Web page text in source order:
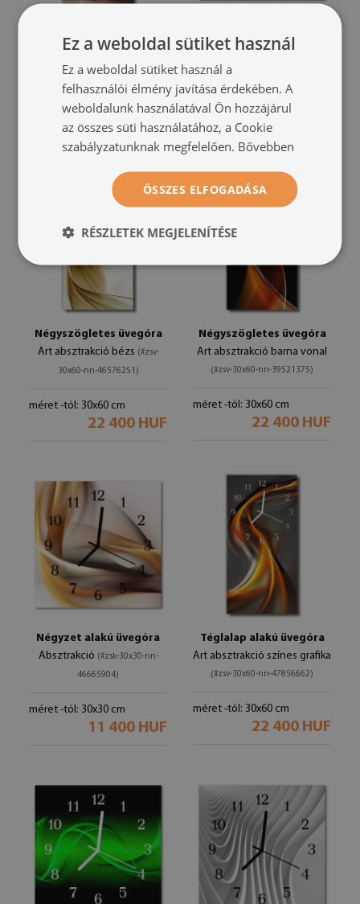
Konyhai piros teáscsésze
(#zsv-30x60-nn-162536333)
méret -tól: 30x60 cm
22 400 HUF
Orchidea(#zsk-30x30-nn-
méret -tól: 30x30
11 400 HUF
Négyszögletes üvegóra
Art absztrakció bézs (#zsv-
30x60-nn-46576251)
méret -tól: 30x60 cm
22 400 HUF
Négyszögletes üvegóra
Art absztrakció barna vonal
(#zsv-30x60-nn-39521375)
méret -tól: 30x60 cm
22 400 HUF
Négyzet alakú üvegóra
Absztrakció (#zsk-30x30-nn-
46665904)
méret -tól: 30x30 cm
11 400 HUF
Téglalap alakú üvegóra
Art absztrakció színes grafika
(#zsv-30x60-nn-47856662)
méret -tól: 30x60 cm
22 400 HUF
Ez a weboldal sütiket használ
Ez a weboldal sütiket használ a
felhasználói élmény javítása érdekében. A
weboldalunk használatával Ön hozzájárul
az összes süti használatához, a Cookie
szabályzatunknak megfelelően. Bővebben
ÖSSZES ELFOGADÁSA
RÉSZLETEK MEGJELENÍTÉSE